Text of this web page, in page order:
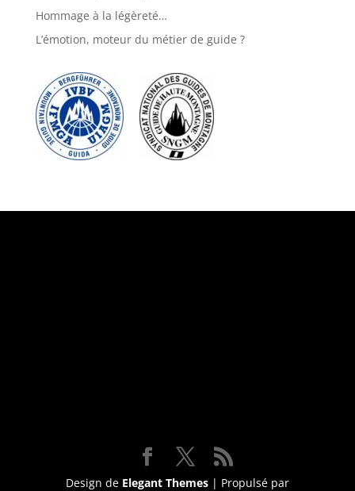
Hommage à la légèreté…
L’émotion, moteur du métier de guide ?
Design de Elegant Themes| Propulsé par